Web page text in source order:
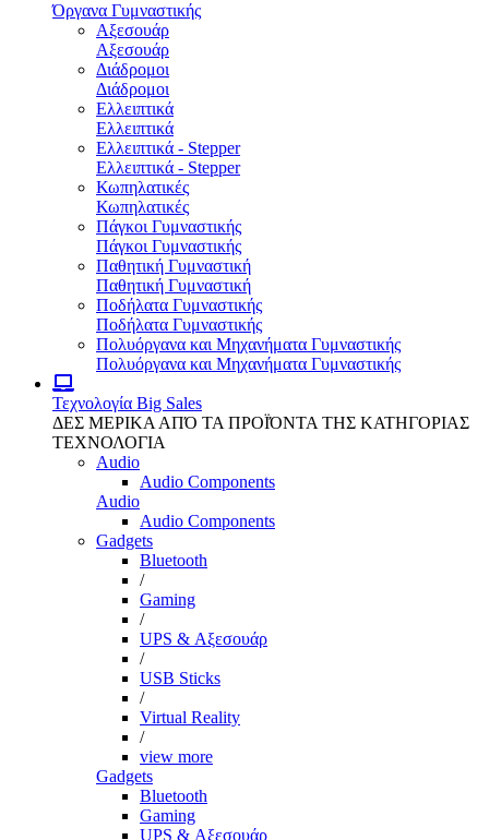
Όργανα Γυμναστικής
Αξεσουάρ
Αξεσουάρ
Διάδρομοι
Διάδρομοι
Ελλειπτικά
Ελλειπτικά
Ελλειπτικά - Stepper
Ελλειπτικά - Stepper
Κωπηλατικές
Κωπηλατικές
Πάγκοι Γυμναστικής
Πάγκοι Γυμναστικής
Παθητική Γυμναστική
Παθητική Γυμναστική
Ποδήλατα Γυμναστικής
Ποδήλατα Γυμναστικής
Πολυόργανα και Μηχανήματα Γυμναστικής
Πολυόργανα και Μηχανήματα Γυμναστικής
Τεχνολογία Big Sales
ΔΕΣ ΜΕΡΙΚΑ ΑΠΌ ΤΑ ΠΡΟΪΌΝΤΑ ΤΗΣ ΚΑΤΗΓΟΡΙΑΣ
ΤΕΧΝΟΛΟΓΙΑ
Audio
Audio Components
Audio
Audio Components
Gadgets
Bluetooth
/
Gaming
/
UPS & Αξεσουάρ
/
USB Sticks
/
Virtual Reality
/
view more
Gadgets
Bluetooth
Gaming
UPS & Αξεσουάρ